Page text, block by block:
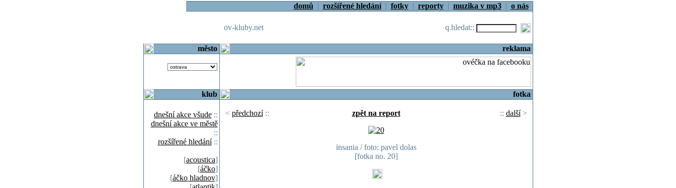
domů | rozšířené hledání| fotky| reporty| muzika v mp3| o nás
ov-kluby.net q.hledat::
město reklama
klub
dnešní akce všude::
dnešní akce ve městě
::
rozšířené hledání::
[acoustica]
[áčko]
[áčko hladnov]
fotka
< předchozí:: zpět na report :: další>
insania / foto: pavel dolas
[fotka no. 20]